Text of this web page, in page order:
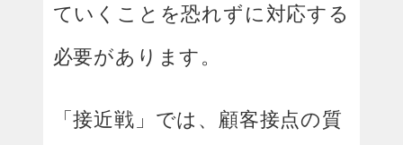
ていくことを恐れずに対応する
必要があります。
「接近戦」では、顧客接点の質